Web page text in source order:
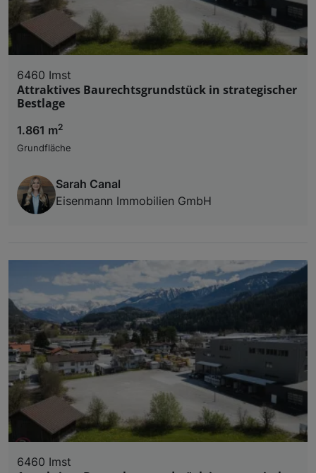
6460 Imst
Attraktives Baurechtsgrundstück in strategischer
Bestlage
1.861 m2
Grundfläche
Sarah Canal
Eisenmann Immobilien GmbH
6460 Imst